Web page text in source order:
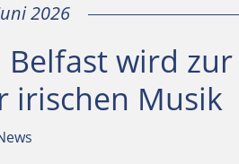
2026
Belfast wird zur
irischen Musik